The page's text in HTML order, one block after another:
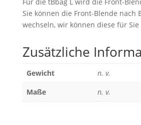
Für die tBbag L wird die Front-
Sie können die Front-Blende nach
wechseln, wir können diese für
Zusätzliche
Gewicht
n. v.
Maße
n. v.